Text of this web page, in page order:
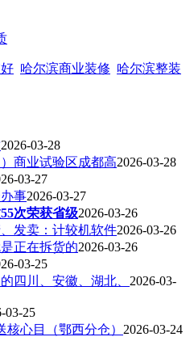
哈尔滨商业装修 哈尔滨整装
2026-03-28
商业试验区成都高2026-03-28
03-27
事2026-03-27
次荣获省级2026-03-26
发卖：计较机软件2026-03-26
正在拆货的2026-03-26
03-25
四川、安徽、湖北、 2026-03-
03-25
心目（鄂西分仓） 2026-03-24